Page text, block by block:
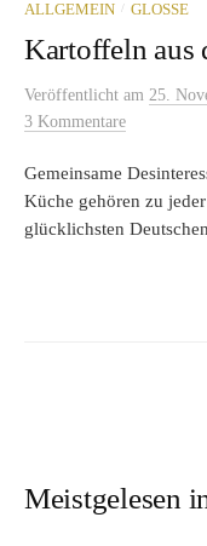
ALLGEMEIN / GLOSSE
Kartoffeln aus
Veröffentlicht am 25.
3 Kommentare
Gemeinsame
Küche gehören zu
glücklichsten
Meistgelesen